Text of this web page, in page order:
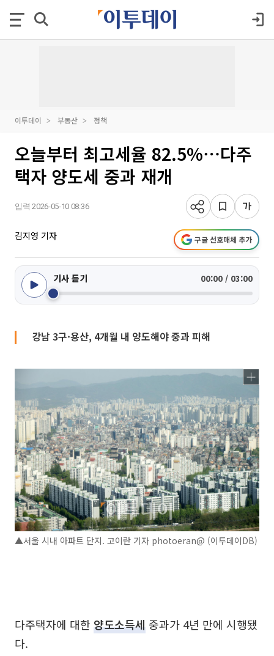
이투데이 부동산 정책
오늘부터 최고세율 82.5%⋯다주
택자 양도세 중과 재개
입력 2026-05-10 08:36
김지영 기자 구글 선호매체 추가
기사 듣기 00:00 / 03:00
강남 3구·용산, 4개월 내 양도해야 중과 피해
▲서울 시내 아파트 단지. 고이란 기자 photoeran@ (이투데이DB)
다주택자에 대한 양도소득세 중과가 4년 만에 시행됐
다.